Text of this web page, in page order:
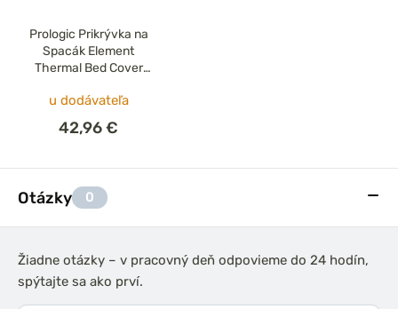
Prologic Prikrývka na
Spacák Element
Thermal Bed Cover
u dodávateľa
42,96 €
Otázky 0
Žiadne otázky – v pracovný deň odpovieme do 24 hodín,
spýtajte sa ako prví.